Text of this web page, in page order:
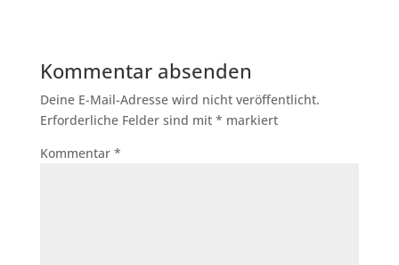
Kommentar absenden
Deine E-Mail-Adresse wird nicht veröffentlicht.
Erforderliche Felder sind mit * markiert
Kommentar *